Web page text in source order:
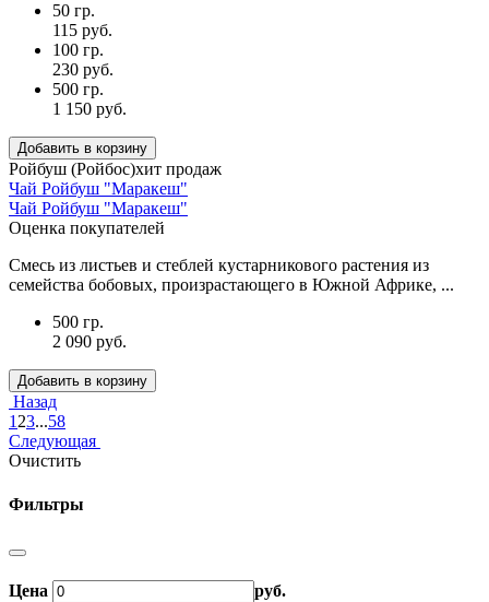
50 гр.
115 руб.
100 гр.
230 руб.
500 гр.
1 150 руб.
Добавить в корзину
Ройбуш (Ройбос)хит продаж
Чай Ройбуш "Маракеш"
Чай Ройбуш "Маракеш"
Оценка покупателей
Смесь из листьев и стеблей кустарникового растения из
семейства бобовых, произрастающего в Южной Африке, ...
500 гр.
2 090 руб.
Добавить в корзину
Назад
1 23...58
Следующая
Очистить
Фильтры
Цена
руб.